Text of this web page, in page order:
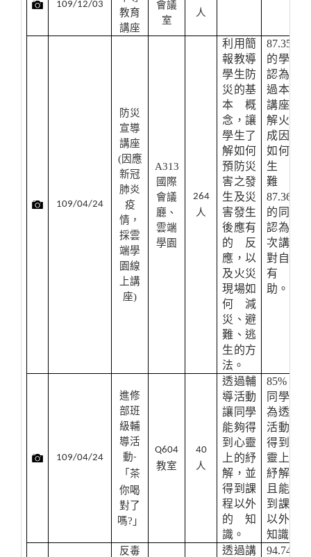
109/12/03
教育
講座
會議
室
人
109/04/24
防災
宣導
講座
(因應
新冠
肺炎
疫
情，
採雲
端學
園線
上講
座)
A313
國際
會議
廳、
雲端
學園
264
人
利用簡
報教導
學生防
災的基
本概
念，讓
學生了
解如何
預防災
害之發
生及災
害發生
後應有
的反
應，以
及火災
現場如
何減
災、避
難、逃
生的方
法。
87.35%
的學生
認為透
過本次
講座了
解火災
成因及
如何逃
生避
難。
87.36%
的同學
認為本
次講座
對自己
有幫
助。
109/04/24
進修
部班
級輔
導活
動-
「 茶
你喝
對了
嗎?」
Q604
教室
40
人
透過輔
導活動
讓同學
能夠得
到心靈
上的紓
解，並
得到課
程以外
的知
識。
85%
同學認
為透過
活動能
得到心
靈上的
紓解，
且能得
到課程
以外的
知識。
反毒
透過講
94.74%